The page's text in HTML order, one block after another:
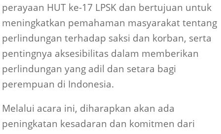
perayaan HUT ke-17 LPSK dan bertujuan untuk
meningkatkan pemahaman masyarakat tentang
perlindungan terhadap saksi dan korban, serta
pentingnya aksesibilitas dalam memberikan
perlindungan yang adil dan setara bagi
perempuan di Indonesia.
Melalui acara ini, diharapkan akan ada
peningkatan kesadaran dan komitmen dari